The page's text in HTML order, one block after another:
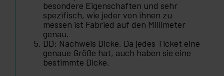
besondere Eigenschaften und sehr
spezifisch, wie jeder von ihnen zu
messen ist Fabried auf den Millimeter
genau.
DD: Nachweis Dicke. Da jedes Ticket eine
genaue Größe hat, auch haben sie eine
bestimmte Dicke.